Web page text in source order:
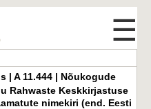
☰
| A 11.444 | Nõukogude
Rahwaste Keskkirjastuse
nimekiri (end. Eesti